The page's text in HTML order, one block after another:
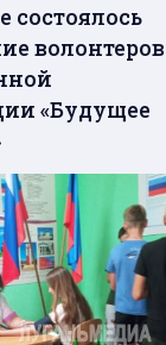
состоялось
волонтеров
«Будущее